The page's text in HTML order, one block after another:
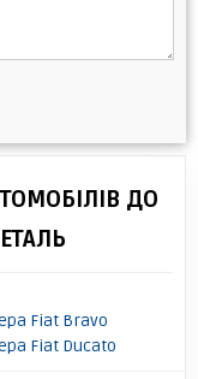
ДО
Fiat Bravo
Fiat Ducato